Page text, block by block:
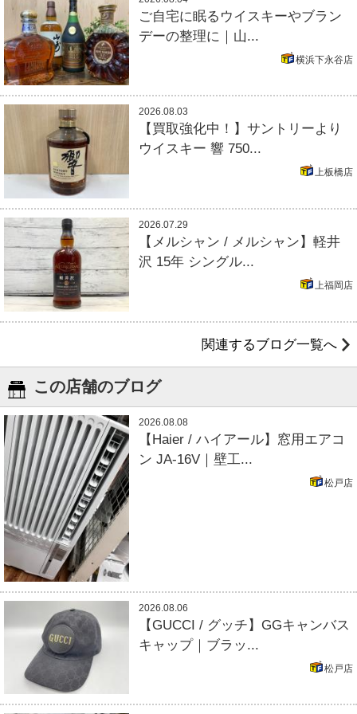
ご自宅に眠るウイスキーやブラン
デーの整理に｜山...
横浜下永谷店
2026.08.03
【買取強化中！】サントリーより
ウイスキー 響 750...
上板橋店
2026.07.29
【メルシャン / メルシャン】軽井
沢 15年 シングル...
上福岡店
関連するブログ一覧へ
この店舗のブログ
2026.08.08
【Haier / ハイアール】窓用エアコ
ン JA-16V｜壁工...
松戸店
2026.08.06
【GUCCI / グッチ】GGキャンバス
キャップ｜ブラッ...
松戸店